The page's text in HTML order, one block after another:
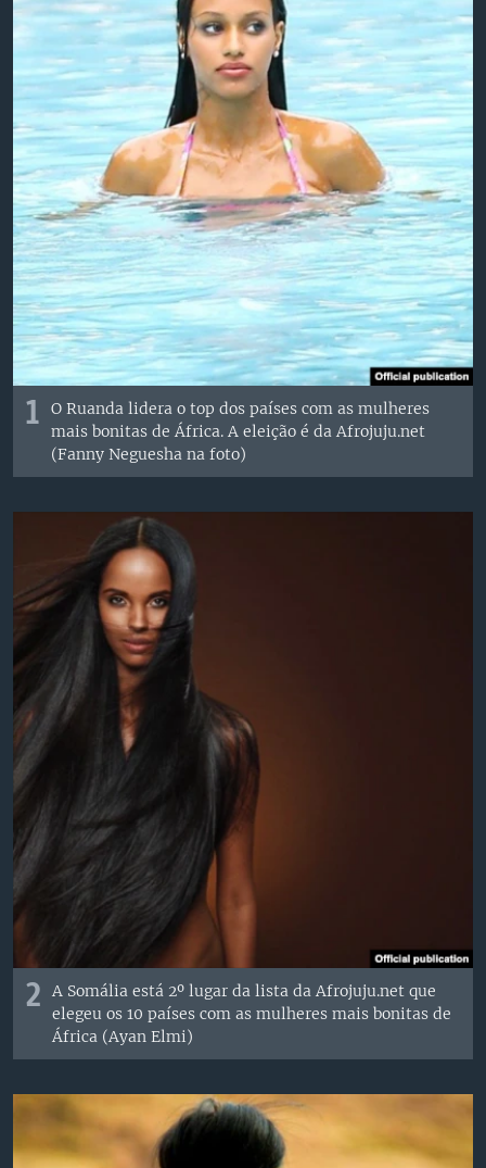
1
O Ruanda lidera o top dos países com as mulheres
mais bonitas de África. A eleição é da Afrojuju.net
(Fanny Neguesha na foto)
2
A Somália está 2º lugar da lista da Afrojuju.net que
elegeu os 10 países com as mulheres mais bonitas de
África (Ayan Elmi)